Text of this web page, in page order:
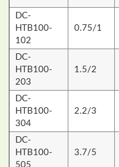
DC-
HTB100-
102
0.75/1
DC-
HTB100-
203
1.5/2
DC-
HTB100-
304
2.2/3
DC-
HTB100-
505
3.7/5